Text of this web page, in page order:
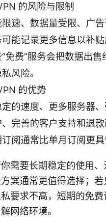
的风险与限制
限速、数据量受限、广
能记录更多信息以补贴
免费”服务会把数据出
风险。
的优势
定的速度、更多服务器
完善的客户支持和退款
阅通常比单月订阅更具
需要长期稳定的使用
案通常更值得选择；
要求不高，短期的免
网络环境。